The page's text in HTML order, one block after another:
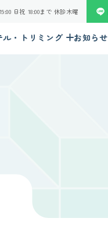
日祝 18:00まで 休診木曜
ル・トリミング お知らせ